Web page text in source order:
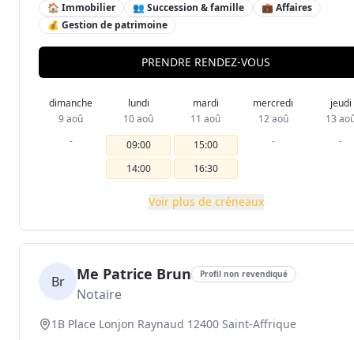
🏠 Immobilier 👥 Succession & famille
💼 Affaires
💰 Gestion de patrimoine
PRENDRE RENDEZ-VOUS
dimanche
9 aoû
-
lundi
10 aoû
09:00
14:00
mardi
11 aoû
15:00
16:30
mercredi
12 aoû
-
jeudi
13
-
Voir plus de créneaux
Br Me Patrice Brun Profil non revendiqué
Notaire
1B Place Lonjon Raynaud 12400 Saint-Affrique